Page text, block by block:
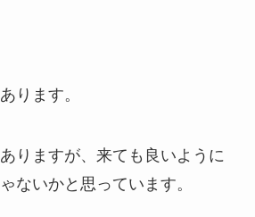
ります。
りますが、来ても良いように
ないかと思っています。